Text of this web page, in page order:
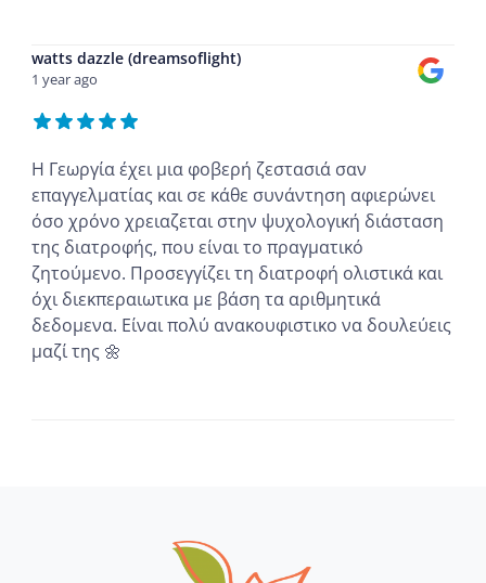
watts dazzle (dreamsoflight)
1 year ago
Η Γεωργία έχει μια φοβερή ζεστασιά σαν
επαγγελματίας και σε κάθε συνάντηση αφιερώνει
όσο χρόνο χρειαζεται στην ψυχολογική διάσταση
της διατροφής, που είναι το πραγματικό
ζητούμενο. Προσεγγίζει τη διατροφή ολιστικά και
όχι διεκπεραιωτικα με βάση τα αριθμητικά
δεδομενα. Είναι πολύ ανακουφιστικο να δουλεύεις
μαζί της 🌼